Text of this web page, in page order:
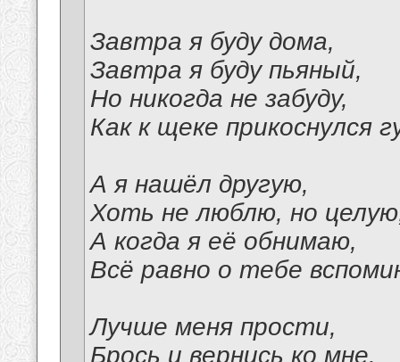
Завтра я буду дома,
Завтра я буду пьяный,
Но никогда не забуду,
Как к щеке прикоснулся
А я нашёл другую,
Хоть не люблю, но
А когда я её обнимаю,
Всё равно о тебе
Лучше меня прости,
Брось и вернись ко мне.